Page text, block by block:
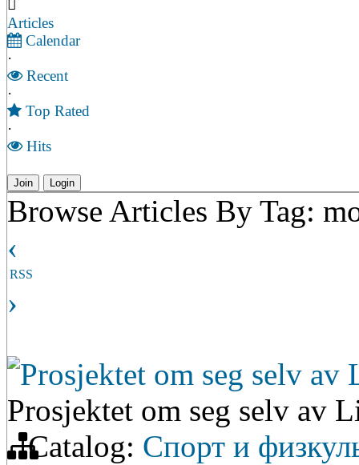
Articles
Calendar
·
Recent
·
Top Rated
·
Hits
Join Login
Browse Articles By Tag:
‹
RSS
›
Prosjektet om seg selv av
Prosjektet om seg selv av
Catalog: Спорт и